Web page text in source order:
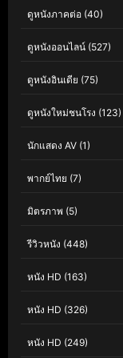
ดูหนังภาคต่อ (40)
ดูหนังออนไลน์ (527)
ดูหนังอินเดีย (75)
ดูหนังใหม่ชนโรง (123)
นักแสดง AV (1)
พากย์ไทย (7)
มิตรภาพ (5)
รีวิวหนัง (448)
หนัง HD (163)
หนัง HD (326)
หนัง HD (249)